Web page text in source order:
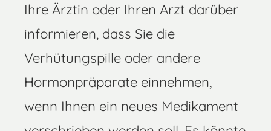
Ihre Ärztin oder Ihren Arzt darüber
informieren, dass Sie die
Verhütungspille oder andere
Hormonpräparate einnehmen,
wenn Ihnen ein neues Medikament